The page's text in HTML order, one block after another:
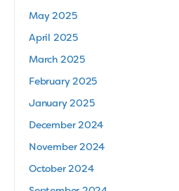
May 2025
April 2025
March 2025
February 2025
January 2025
December 2024
November 2024
October 2024